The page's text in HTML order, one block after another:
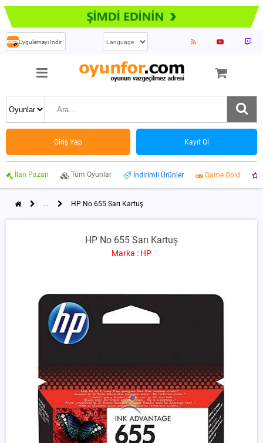
Uygulamayı İndir
Giriş Yap Kayıt Ol
İlan Pazarı Tüm Oyunlar İndirimli Ürünler Game Gold
... HP No 655 Sarı Kartuş
HP No 655 Sarı Kartuş
Marka : HP